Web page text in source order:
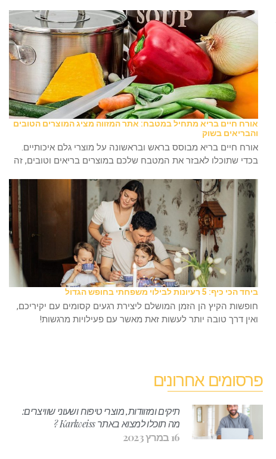
אורח חיים בריא מתחיל במטבח: אתר המזווה מציג המוצרים הטובים
והבריאים בשוק
אורח חיים בריא מבוסס בראש ובראשונה על מוצרי גלם איכותיים.
בכדי שתוכלו לאבזר את המטבח שלכם במוצרים בריאים וטובים, זה
ביחד הכי כיף: 5 רעיונות לבילוי משפחתי בחופש הגדול
חופשות הקיץ הן הזמן המושלם ליצירת רגעים קסומים עם יקיריכם,
ואין דרך טובה יותר לעשות זאת מאשר עם פעילויות מרגשות!
פרסומים אחרונים
תיקים ומזוודות, מוצרי טיפוח ושעוני שוויצרים:
מה תוכלו למצוא באתר Karlweiss ?
16 במרץ 2023